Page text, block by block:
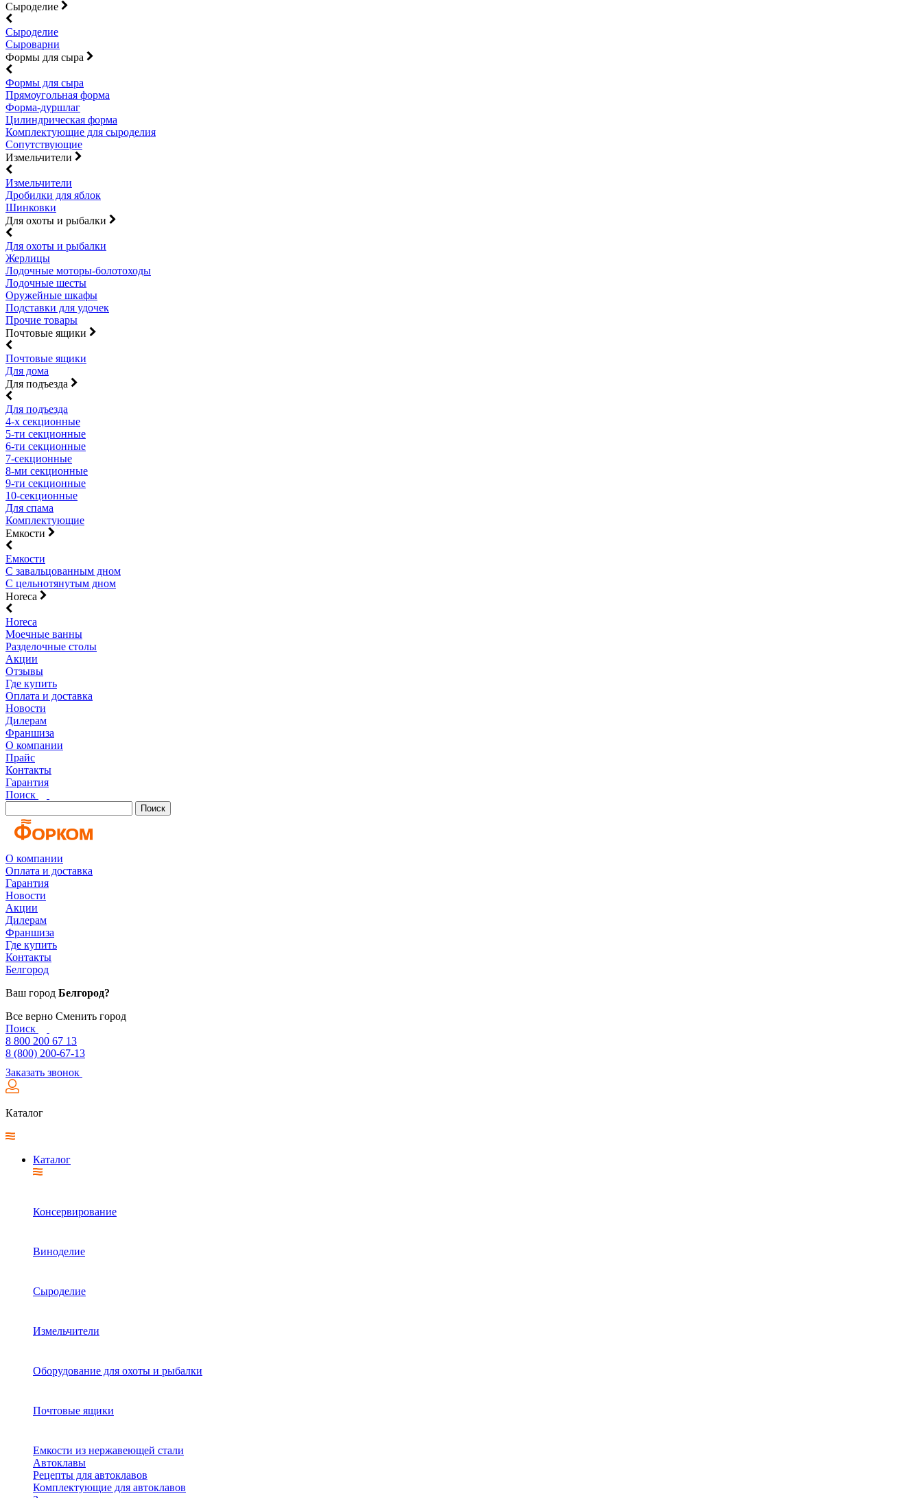
Сыроделие
Сыроделие
Сыроварни
Формы для сыра
Формы для сыра
Прямоугольная форма
Форма-дуршлаг
Цилиндрическая форма
Комплектующие для сыроделия
Сопутствующие
Измельчители
Измельчители
Дробилки для яблок
Шинковки
Для охоты и рыбалки
Для охоты и рыбалки
Жерлицы
Лодочные моторы-болотоходы
Лодочные шесты
Оружейные шкафы
Подставки для удочек
Прочие товары
Почтовые ящики
Почтовые ящики
Для дома
Для подъезда
Для подъезда
4-х секционные
5-ти секционные
6-ти секционные
7-секционные
8-ми секционные
9-ти секционные
10-секционные
Для спама
Комплектующие
Емкости
Емкости
С завальцованным дном
С цельнотянутым дном
Horeca
Horeca
Моечные ванны
Разделочные столы
Акции
Отзывы
Где купить
Оплата и доставка
Новости
Дилерам
Франшиза
О компании
Прайс
Контакты
Гарантия
Поиск
Поиск
О компании
Оплата и доставка
Гарантия
Новости
Акции
Дилерам
Франшиза
Где купить
Контакты
Белгород
Ваш город Белгород?
Все верно Сменить город
Поиск
8 800 200 67 13
8 (800) 200-67-13
Заказать звонок
Каталог
Каталог
Консервирование
Виноделие
Сыроделие
Измельчители
Оборудование для охоты и рыбалки
Почтовые ящики
Емкости из нержавеющей стали
Автоклавы
Рецепты для автоклавов
Комплектующие для автоклавов